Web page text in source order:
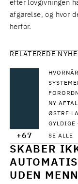
efter lovgivningen
afgørelse, og hvor
herfor.
RELATEREDE
NY
ØSTRE
+67 SE ALLE
SKABER
UDEN